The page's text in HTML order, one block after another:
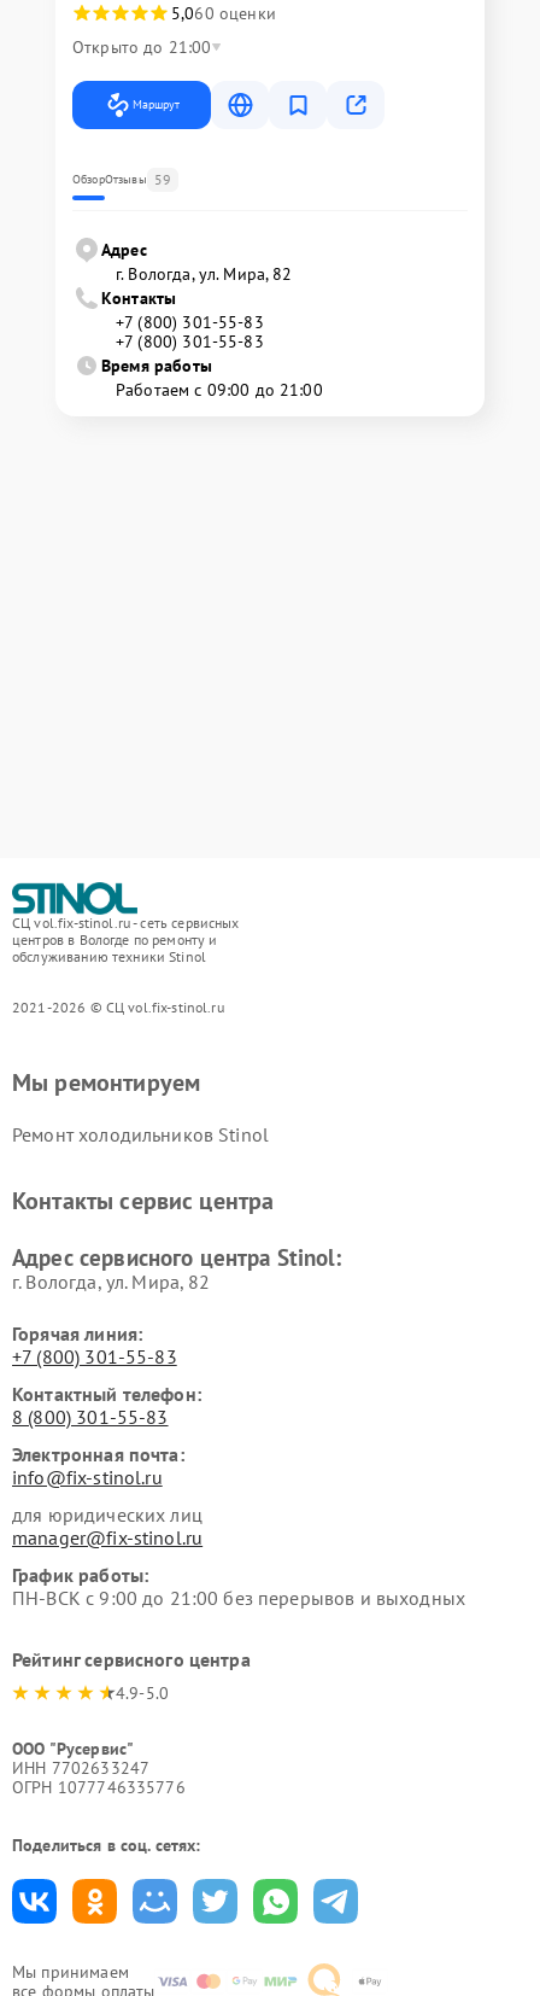
5,060 оценки
Открыто до 21:00
Маршрут
ОбзорОтзывы 59
Адрес
г. Вологда, ул. Мира, 82
Контакты
+7 (800) 301-55-83
+7 (800) 301-55-83
Время работы
Работаем с 09:00 до 21:00
СЦ vol.fix-stinol.ru - сеть сервисных
центров в Вологде по ремонту и
обслуживанию техники Stinol
2021-2026 © СЦ vol.fix-stinol.ru
Мы принимаем
все формы оплаты
Мы ремонтируем
Ремонт холодильников Stinol
Контакты сервис центра
Адрес сервисного центра Stinol:
г. Вологда, ул. Мира, 82
Горячая линия:
+7 (800) 301-55-83
Контактный телефон:
8 (800) 301-55-83
Электронная почта:
info@fix-stinol.ru
для юридических лиц
manager@fix-stinol.ru
График работы:
ПН-ВСК с 9:00 до 21:00 без перерывов и выходных
Рейтинг сервисного центра
4.9-5.0
ООО "Русервис"
ИНН 7702633247
ОГРН 1077746335776
Поделиться в соц. сетях: